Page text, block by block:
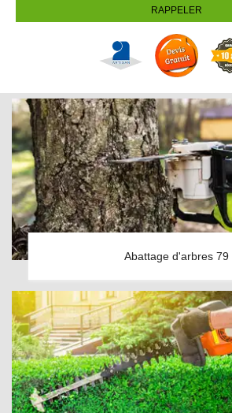
Abattage d'arbres 79